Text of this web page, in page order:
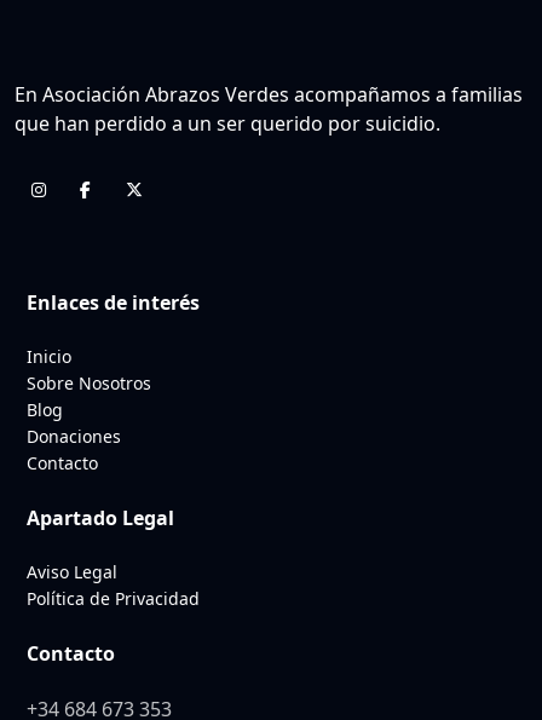
En Asociación Abrazos Verdes acompañamos a familias
que han perdido a un ser querido por suicidio.
Enlaces de interés
Inicio
Sobre Nosotros
Blog
Donaciones
Contacto
Apartado Legal
Aviso Legal
Política de Privacidad
Contacto
+34 684 673 353